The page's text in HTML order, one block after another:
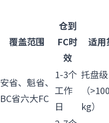
覆盖范围
仓到
FC时
效
适用
安省、魁省、
BC省六大FC
1-3个
工作
日
托盘
（>100
kg）